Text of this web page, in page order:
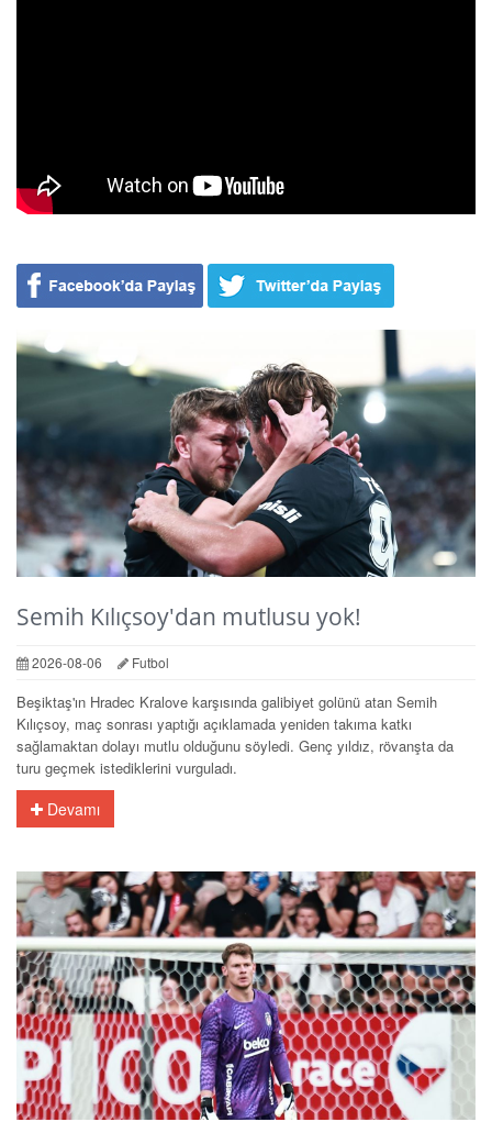
Semih Kılıçsoy'dan mutlusu yok!
2026-08-06 Futbol
Beşiktaş'ın Hradec Kralove karşısında galibiyet golünü atan Semih
Kılıçsoy, maç sonrası yaptığı açıklamada yeniden takıma katkı
sağlamaktan dolayı mutlu olduğunu söyledi. Genç yıldız, rövanşta da
turu geçmek istediklerini vurguladı.
Devamı